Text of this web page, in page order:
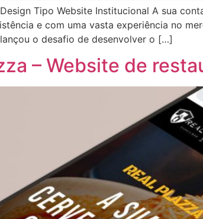
Design Tipo Website Institucional A sua
e com uma vasta experiência no
o desafio de desenvolver o […]
– Website de